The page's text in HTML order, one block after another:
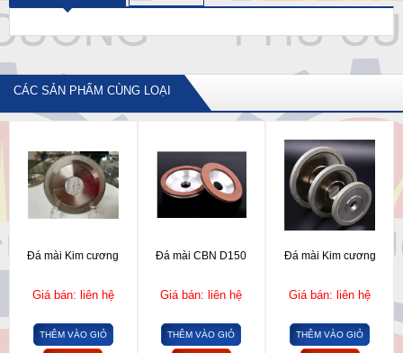
CÁC SẢN PHẨM CÙNG LOẠI
Đá mài Kim cương
Giá bán: liên hệ
THÊM VÀO GIỎ
Đá mài CBN D150
Giá bán: liên hệ
THÊM VÀO GIỎ
Đá mài Kim cương
Giá bán: liên hệ
THÊM VÀO GIỎ